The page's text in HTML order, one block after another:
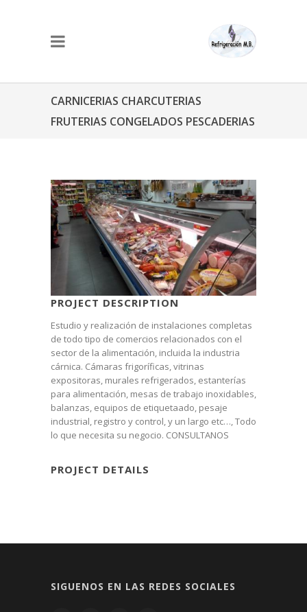
CARNICERIAS CHARCUTERIAS
FRUTERIAS CONGELADOS PESCADERIAS
PROJECT DESCRIPTION
Estudio y realización de instalaciones completas
de todo tipo de comercios relacionados con el
sector de la alimentación, incluida la industria
cárnica. Cámaras frigoríficas, vitrinas
expositoras, murales refrigerados, estanterías
para alimentación, mesas de trabajo inoxidables,
balanzas, equipos de etiquetaado, pesaje
industrial, registro y control, y un largo etc…, Todo
lo que necesita su negocio. CONSULTANOS
PROJECT DETAILS
SIGUENOS EN LAS REDES SOCIALES